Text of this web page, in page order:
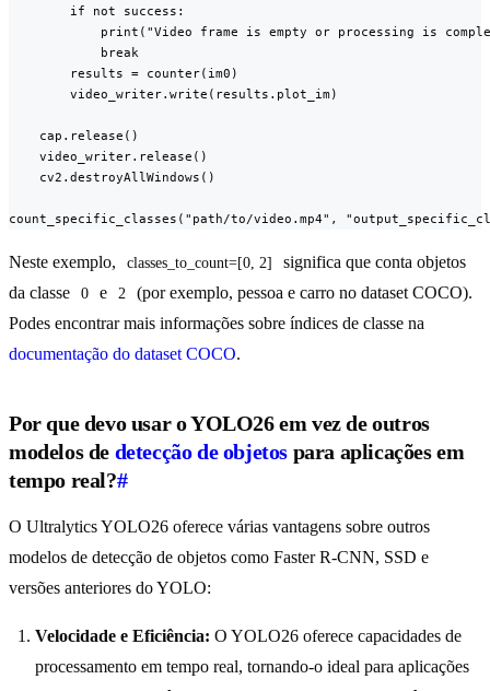
        if not success:
print("Video frame is empty or processing is
            break
        results = counter(im0)
        video_writer.write(results.plot_im)
    cap.release()
    video_writer.release()
    cv2.destroyAllWindows()
count_specific_classes("path/to/video.mp4",
Neste exemplo, classes_to_count=[0, 2]
significa que conta objetos
da classe
0 e 2
(por exemplo, pessoa e carro no dataset COCO).
Podes encontrar mais informações sobre índices de classe na
documentação do dataset COCO.
Por que devo usar o YOLO26 em vez de outros
modelos de detecção de objetos para aplicações em
tempo real?#
O Ultralytics YOLO26 oferece várias vantagens sobre outros
modelos de detecção de objetos como Faster R-CNN, SSD e
versões anteriores do YOLO:
Velocidade e Eficiência: O YOLO26 oferece capacidades de
processamento em tempo real, tornando-o ideal para aplicações